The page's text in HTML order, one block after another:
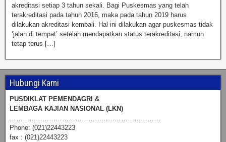
akreditasi setiap 3 tahun sekali. Bagi Puskesmas yang telah
terakreditasi pada tahun 2016, maka pada tahun 2019 harus
dilakukan akreditasi kembali. Hal ini dilakukan agar puskesmas tidak
‘jalan di tempat’ setelah mendapatkan status terakreditasi, namun
tetap terus […]
Hubungi Kami
PUSDIKLAT PEMENDAGRI &
LEMBAGA KAJIAN NASIONAL (LKN)
Phone: (021)22443223
fax : (021)22443223